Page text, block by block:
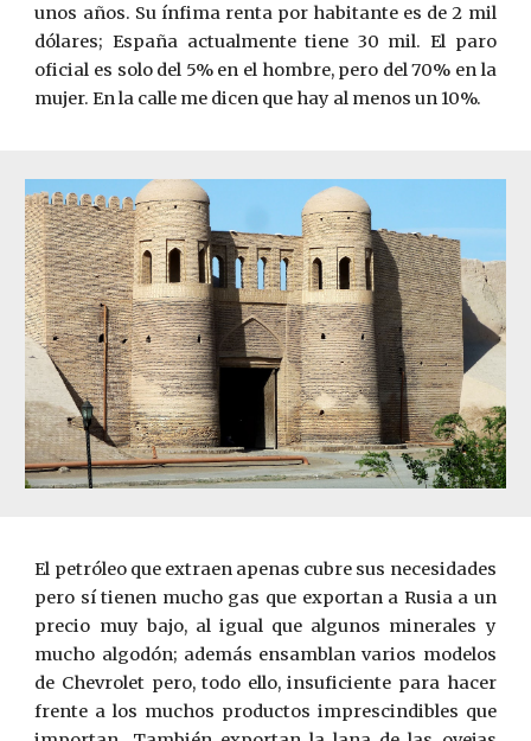
unos años. Su ínfima renta por habitante es de 2 mil
dólares; España actualmente tiene 30 mil. El paro
oficial es solo del 5% en el hombre, pero del 70% en la
mujer. En la calle me dicen que hay al menos un 10%.
El petróleo que extraen apenas cubre sus necesidades
pero sí tienen mucho gas que exportan a Rusia a un
precio muy bajo, al igual que algunos minerales y
mucho algodón; además ensamblan varios modelos
de Chevrolet pero, todo ello, insuficiente para hacer
frente a los muchos productos imprescindibles que